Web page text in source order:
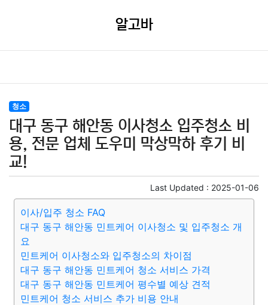
알고바
청소
대구 동구 해안동 이사청소 입주청소 비
용, 전문 업체 도우미 막상막하 후기 비
교!
Last Updated : 2025-01-06
이사/입주 청소 FAQ
대구 동구 해안동 민트케어 이사청소 및 입주청소 개
요
민트케어 이사청소와 입주청소의 차이점
대구 동구 해안동 민트케어 청소 서비스 가격
대구 동구 해안동 민트케어 평수별 예상 견적
민트케어 청소 서비스 추가 비용 안내